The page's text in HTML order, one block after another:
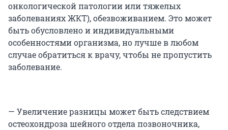
онкологической патологии или тяжелых
заболеваниях ЖКТ), обезвоживанием. Это может
быть обусловлено и индивидуальными
особенностями организма, но лучше в любом
случае обратиться к врачу, чтобы не пропустить
заболевание.
— Увеличение разницы может быть следствием
остеохондроза шейного отдела позвоночника,